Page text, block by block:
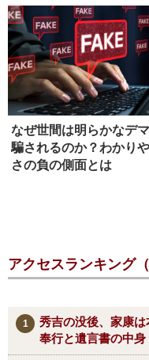
なぜ世間は明らかなデ
騙されるのか？わかり
さの負の側面とは
アクセスランキング（
秀吉の没後、家康
奉行と遺言書の中身